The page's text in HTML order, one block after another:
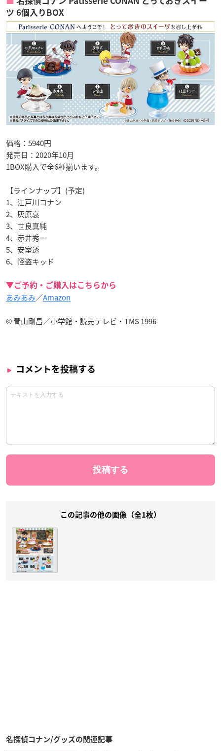
ツ 6個入りBOX
価格：5940円
発売日：2020年10月
1BOX購入で全6種揃います。
【ラインナップ】(予定)
1、江戸川コナン
2、灰原哀
3、世良真純
4、赤井秀一
5、安室透
6、怪盗キッド
▼ご予約・ご購入はこちらから
あみあみ／Amazon
© 青山剛昌／小学館・読売テレビ・TMS 1996
コメントを投稿する
この記事の他の画像（全1枚）
名探偵コナン/グッズの関連記事